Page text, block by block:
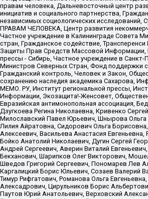
правам человека, Дальневосточный центр
инициатив и социального партнерства,
независимых социологических
ПРАВАМ ЧЕЛОВЕКА, Центр развития
Частное учреждение в Калининграде Совета
стран, Гражданское содействие,
Защиты Прав Средств Массовой Информации,
прессы - Сибирь, Частное учреждение в Санкт-
Министров Северных Стран, Фонд поддержки
Гражданский контроль, Человек и Закон,
сохранению наследия академика Сахарова,
МЕМО. РУ, Институт региональной прессы,
Информации, Экозащита!-Женсовет,
Евразийская антимонопольная ассоциация,
Дзугкоева Регина Николаевна, Кривенко
Милославский Павел Юрьевич, Шнырова
Лилия Айратовна, Сидорович Ольга
Алексеевич, Васильева Анастасия Евгеньевна,
Бойко Анатолий Николаевич, Дугин Сергей
Андрей Сергеевич, Аверин Виталий
Бекханович, Шарипков Олег Викторович,
Шведов Григорий Сергеевич, Пономарев Лев
Каргалицкий Борис Юльевич, Созаев Валерий
Тимур Рифгатович, Романова Ольга
Алексадрович, Цирульников Борис
Паутов Юрий Анатольевич, Верховский